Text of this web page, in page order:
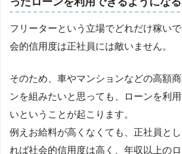
フリーターという立場でどれだけ稼い
会的信用度は正社員には敵いません。
そのため、車やマンションなどの高額
ンを組みたいと思っても、ローンを利
いということが起こります。
例えお給料が高くなくても、正社員と
れば社会的信用度は高く、年収以上の